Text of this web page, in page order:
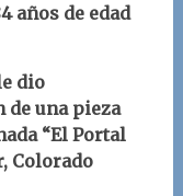
años de edad
dio
de una pieza
“El Portal
Colorado